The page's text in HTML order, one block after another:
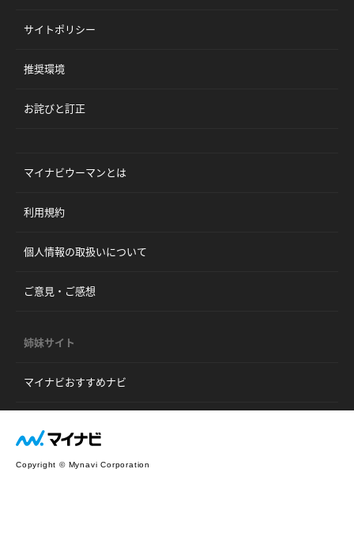
サイトポリシー
推奨環境
お詫びと訂正
マイナビウーマンとは
利用規約
個人情報の取扱いについて
ご意見・ご感想
姉妹サイト
マイナビおすすめナビ
Copyright © Mynavi Corporation